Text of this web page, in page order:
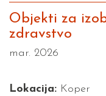
Objekti za
zdravstvo
mar. 2026
Lokacija: Koper